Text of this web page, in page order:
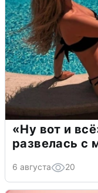
«Ну вот и
развелась
6 августа 20